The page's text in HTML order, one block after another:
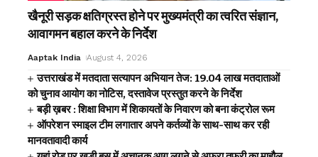
खैनूरी सड़क क्षतिग्रस्त होने पर मुख्यमंत्री का त्वरित संज्ञान,
आवागमन बहाल करने के निर्देश
Aaptak India August 4, 2026
उत्तराखंड में मतदाता सत्यापन अभियान तेज: 19.04 लाख मतदाताओं
को चुनाव आयोग का नोटिस, दस्तावेज प्रस्तुत करने के निर्देश
बड़ी ख़बर : शिक्षा विभाग में शिकायतों के निवारण को बना कंट्रोल रूम
ऑपरेशन स्माइल टीम लगातार अपने कर्तव्यों के साथ-साथ कर रही
मानवतावादी कार्य